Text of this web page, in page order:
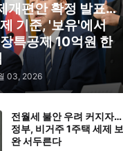
개편안 확정 발표…
기준, '보유'에서
특공제 10억원 한
03, 2026
전월세 불안 우려 커지자…
정부, 비거주 1주택 세제 보
완 서두른다